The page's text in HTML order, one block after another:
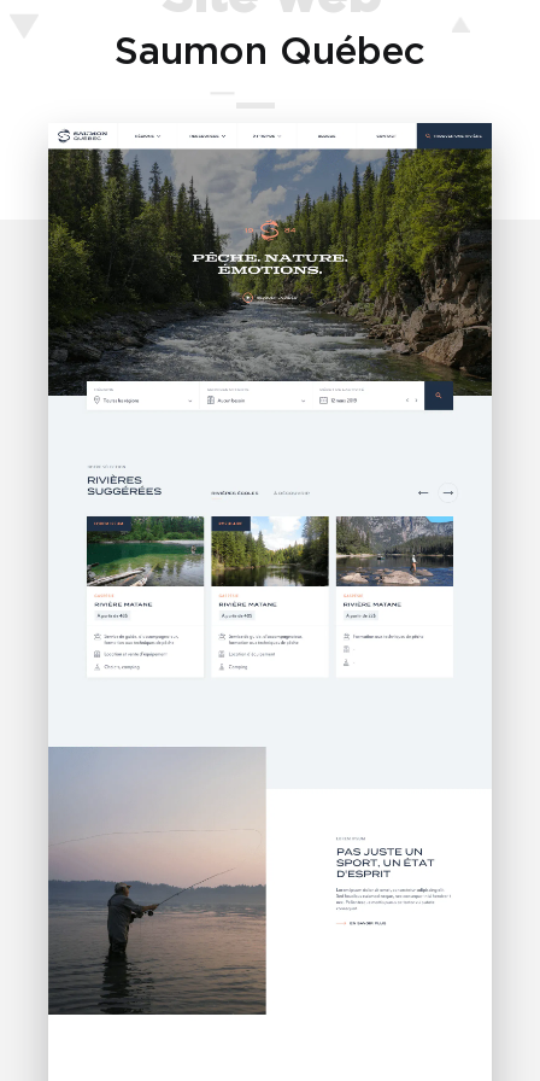
Saumon Québec